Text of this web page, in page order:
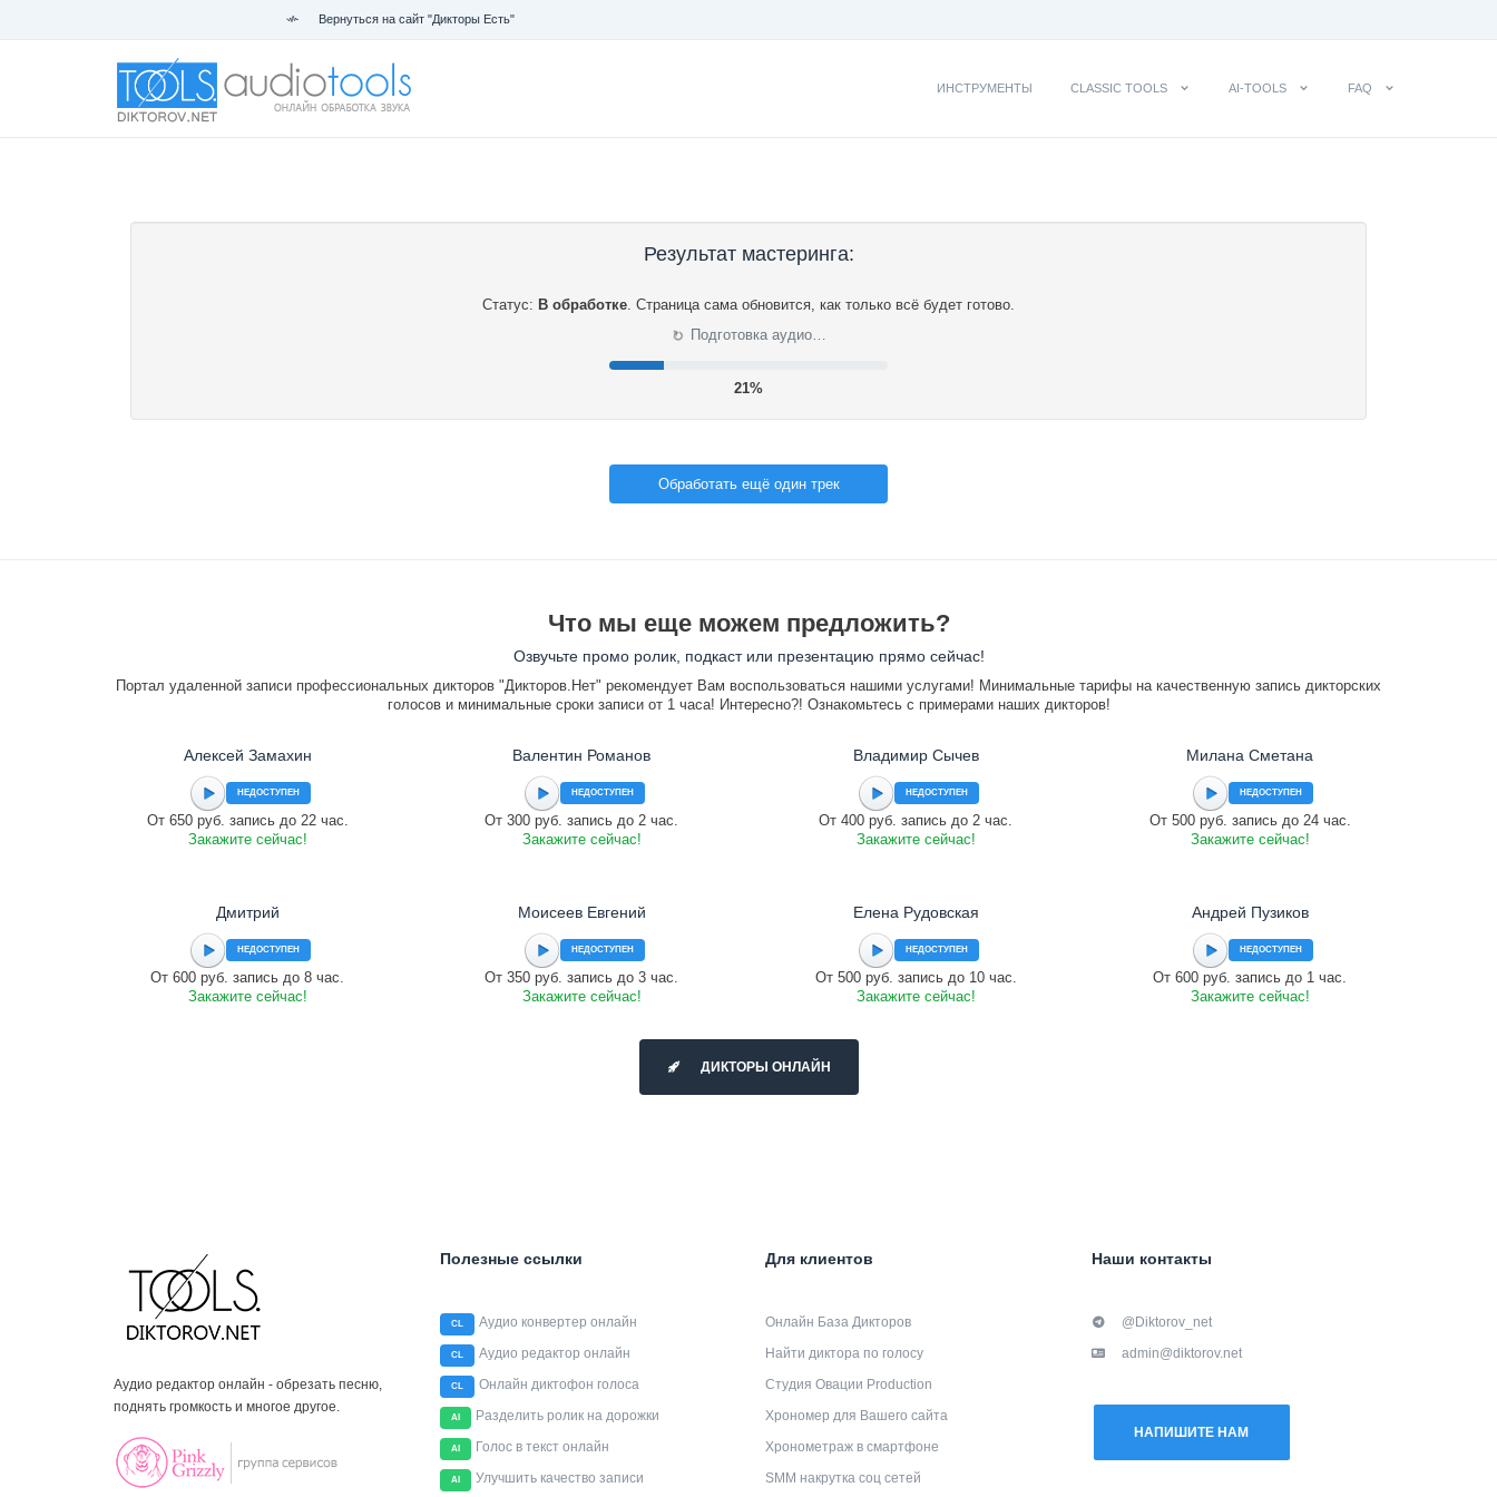
Вернуться на сайт "Дикторы Есть"
ИНСТРУМЕНТЫ CLASSIC TOOLS AI-TOOLS FAQ
Результат мастеринга:
Статус: В обработке. Страница сама обновится, как только всё будет готово.
⟳ Подготовка аудио…
22%
Обработать ещё один трек
Что мы еще можем предложить?
Озвучьте промо ролик, подкаст или презентацию прямо сейчас!
Портал удаленной записи профессиональных дикторов "Дикторов.Нет" рекомендует Вам воспользоваться нашими услугами! Минимальные тарифы на качественную запись дикторских
голосов и минимальные сроки записи от 1 часа! Интересно?! Ознакомьтесь с примерами наших дикторов!
Алексей Замахин
НЕДОСТУПЕН
От 650 руб. запись до 22 час.
Закажите сейчас!
Валентин Романов
НЕДОСТУПЕН
От 300 руб. запись до 2 час.
Закажите сейчас!
Владимир Сычев
НЕДОСТУПЕН
От 400 руб. запись до 2 час.
Закажите сейчас!
Милана Сметана
НЕДОСТУПЕН
От 500 руб. запись до 24 час.
Закажите сейчас!
Дмитрий
НЕДОСТУПЕН
От 600 руб. запись до 8 час.
Закажите сейчас!
Моисеев Евгений
НЕДОСТУПЕН
От 350 руб. запись до 3 час.
Закажите сейчас!
Елена Рудовская
НЕДОСТУПЕН
От 500 руб. запись до 10 час.
Закажите сейчас!
Андрей Пузиков
НЕДОСТУПЕН
От 600 руб. запись до 1 час.
Закажите сейчас!
ДИКТОРЫ ОНЛАЙН
Аудио редактор онлайн - обрезать песню,
поднять громкость и многое другое.
Полезные ссылки
CL Аудио конвертер онлайн
CL Аудио редактор онлайн
CL Онлайн диктофон голоса
AI Разделить ролик на дорожки
AI Голос в текст онлайн
AI Улучшить качество записи
Для клиентов
Онлайн База Дикторов
Найти диктора по голосу
Студия Овации Production
Хрономер для Вашего сайта
Хронометраж в смартфоне
SMM накрутка соц сетей
Наши контакты
@Diktorov_net
admin@diktorov.net
НАПИШИТЕ НАМ